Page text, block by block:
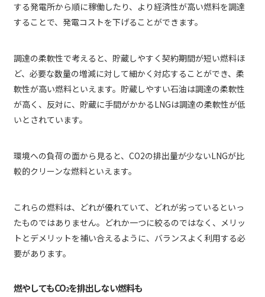
する発電所から順に稼働したり、より経済性が高い燃料を調達
することで、発電コストを下げることができます。
調達の柔軟性で考えると、貯蔵しやすく契約期間が短い燃料ほ
ど、必要な数量の増減に対して細かく対応することができ、柔
軟性が高い燃料といえます。貯蔵しやすい石油は調達の柔軟性
が高く、反対に、貯蔵に手間がかかるLNGは調達の柔軟性が低
いとされています。
環境への負荷の面から見ると、CO2の排出量が少ないLNGが比
較的クリーンな燃料といえます。
これらの燃料は、どれが優れていて、どれが劣っているといっ
たものではありません。どれか一つに絞るのではなく、メリッ
トとデメリットを補い合えるように、バランスよく利用する必
要があります。
燃やしてもCO2を排出しない燃料も